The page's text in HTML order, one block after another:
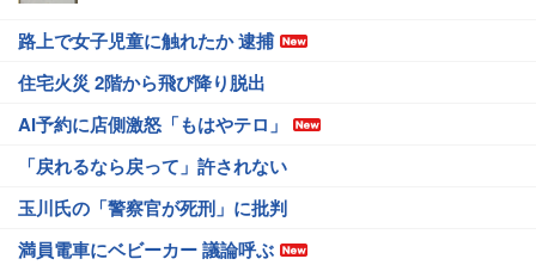
路上で女子児童に触れたか 逮捕
住宅火災 2階から飛び降り脱出
AI予約に店側激怒「もはやテロ」
「戻れるなら戻って」許されない
玉川氏の「警察官が死刑」に批判
満員電車にベビーカー 議論呼ぶ